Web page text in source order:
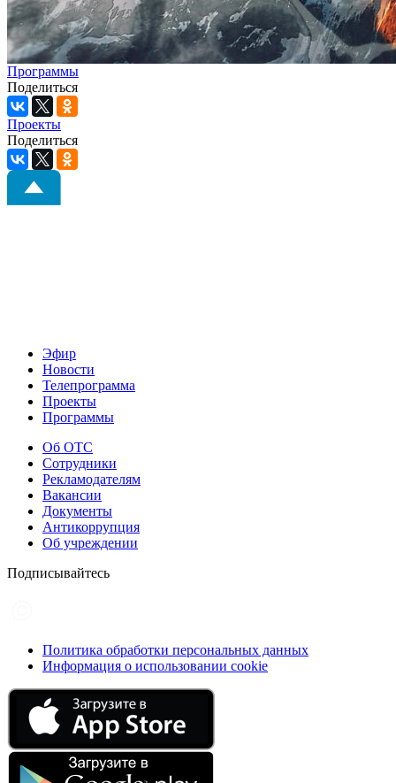
Программы
Поделиться
Проекты
Поделиться
Эфир
Новости
Телепрограмма
Проекты
Программы
Об ОТС
Сотрудники
Рекламодателям
Вакансии
Документы
Антикоррупция
Об учреждении
Подписывайтесь
Политика обработки персональных данных
Информация о использовании cookie